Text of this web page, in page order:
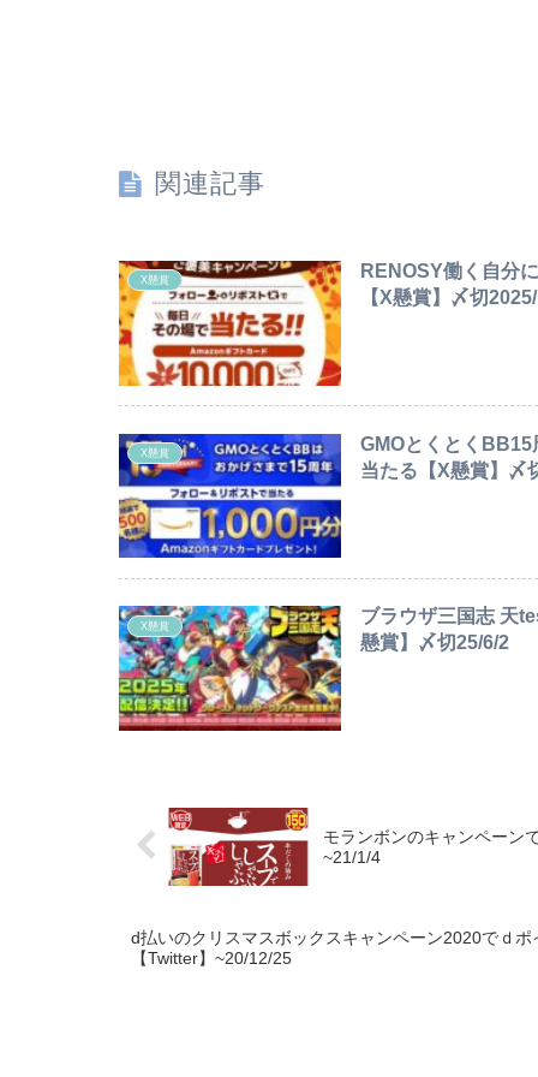
関連記事
X懸賞
RENOSY働く自分
【X懸賞】〆切
X懸賞
GMOとくとく
当たる【X懸賞】〆
X懸賞
ブラウザ三国志 天
懸賞】〆切25/6/2
モランボンのキャンペーン
~21/1/4
d払いのクリスマスボックスキャンペーン2020でｄ
【Twitter】~20/12/25